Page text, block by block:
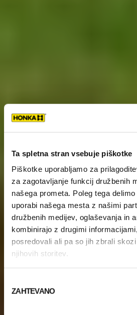
Ta spletna stran vsebuje piškotke
Piškotke uporabljamo za
za zagotavljanje funkcij družbenih
našega prometa. Poleg tega
uporabi našega mesta z našimi
družbenih medijev, oglaševanja in
kombinirajo z drugimi
posredovali ali pa so jih zbrali
njihovih storitev.
soglasja
ZAHTEVANO